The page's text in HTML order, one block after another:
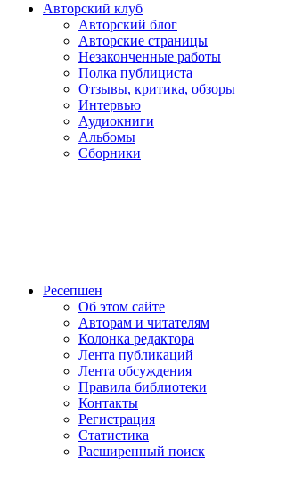
Авторский клуб
Авторский блог
Авторские страницы
Незаконченные работы
Полка публициста
Отзывы, критика, обзоры
Интервью
Аудиокниги
Альбомы
Сборники
Ресепшен
Об этом сайте
Авторам и читателям
Колонка редактора
Лента публикаций
Лента обсуждения
Правила библиотеки
Контакты
Регистрация
Статистика
Расширенный поиск